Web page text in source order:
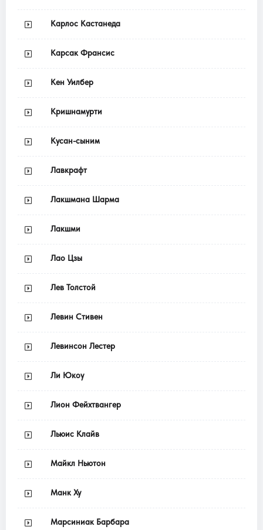
Карлос Кастанеда
Карсак Франсис
Кен Уилбер
Кришнамурти
Кусан-сыним
Лавкрафт
Лакшмана Шарма
Лакшми
Лао Цзы
Лев Толстой
Левин Стивен
Левинсон Лестер
Ли Юкоу
Лион Фейхтвангер
Льюис Клайв
Майкл Ньютон
Манк Ху
Марсиниак Барбара